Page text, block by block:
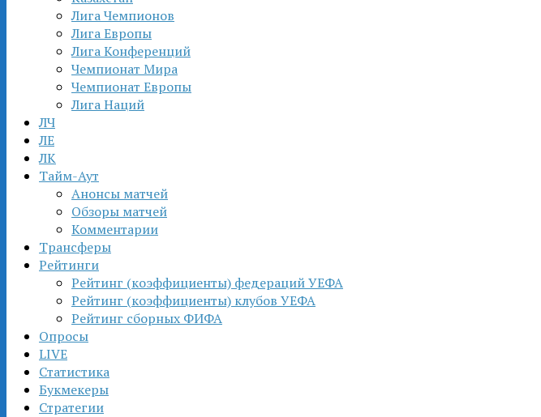
Лига Чемпионов
Лига Европы
Лига Конференций
Чемпионат Мира
Чемпионат Европы
Лига Наций
ЛЧ
ЛЕ
ЛК
Тайм-Аут
Анонсы матчей
Обзоры матчей
Комментарии
Трансферы
Рейтинги
Рейтинг (коэффициенты) федераций УЕФА
Рейтинг (коэффициенты) клубов УЕФА
Рейтинг сборных ФИФА
Опросы
LIVE
Статистика
Букмекеры
Стратегии